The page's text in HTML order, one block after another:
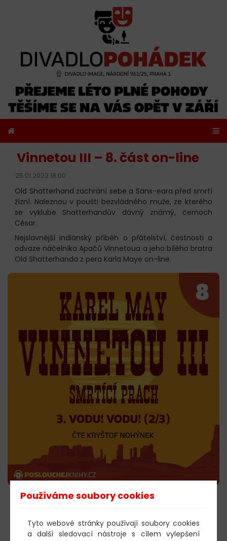
Vinnetou III – 8. část on-line
25.01.2023 18:00
Old Shatterhand zachrání sebe a Sans-eara před smrtí
žízní. Naleznou v poušti bezvládného muže, ze kterého
se vyklube Shatterhandův dávný známý, černoch
César.
Nejslavnější indiánský příběh o přátelství, čestnosti a
odvaze náčelníka Apačů Vinnetoua a jeho bílého bratra
Old Shatterhanda z pera Karla Maye on-line.
Používáme soubory cookies
Tyto webové stránky používají soubory cookies
a další sledovací nástroje s cílem vylepšení